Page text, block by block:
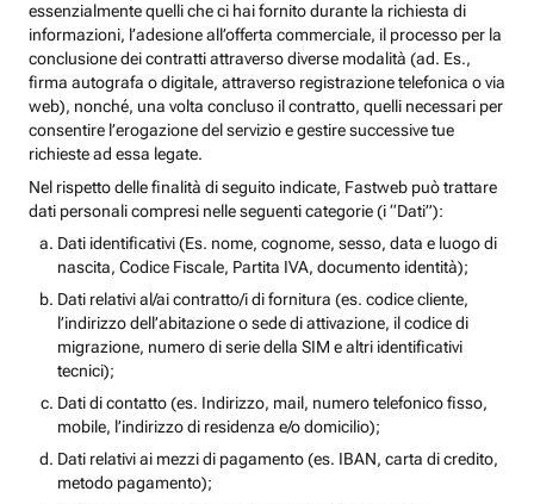
essenzialmente quelli che ci hai fornito durante la richiesta di
informazioni, l’adesione all’offerta commerciale, il processo per la
conclusione dei contratti attraverso diverse modalità (ad. Es.,
firma autografa o digitale, attraverso registrazione telefonica o via
web), nonché, una volta concluso il contratto, quelli necessari per
consentire l’erogazione del servizio e gestire successive tue
richieste ad essa legate.
Nel rispetto delle finalità di seguito indicate, Fastweb può trattare
dati personali compresi nelle seguenti categorie (i “Dati”):
Dati identificativi (Es. nome, cognome, sesso, data e luogo di
nascita, Codice Fiscale, Partita IVA, documento identità);
Dati relativi al/ai contratto/i di fornitura (es. codice cliente,
l’indirizzo dell’abitazione o sede di attivazione, il codice di
migrazione, numero di serie della SIM e altri identificativi
tecnici);
Dati di contatto (es. Indirizzo, mail, numero telefonico fisso,
mobile, l’indirizzo di residenza e/o domicilio);
Dati relativi ai mezzi di pagamento (es. IBAN, carta di credito,
metodo pagamento);